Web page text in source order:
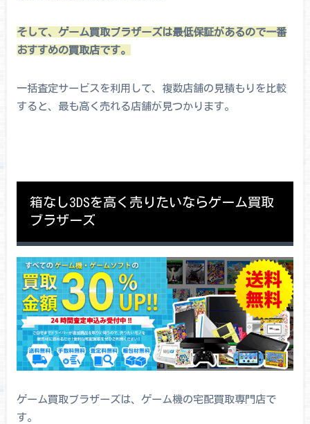
そして、ゲーム買取ブラザーズは最低保証があるので一番
おすすめの買取店です。
一括査定サービスを利用して、複数店舗の見積もりを比較
すると、最も高く売れる店舗が見つかります。
箱なし3DSを高く売りたいならゲーム買取
ブラザーズ
ゲーム買取ブラザーズは、ゲーム機の宅配買取専門店で
す。